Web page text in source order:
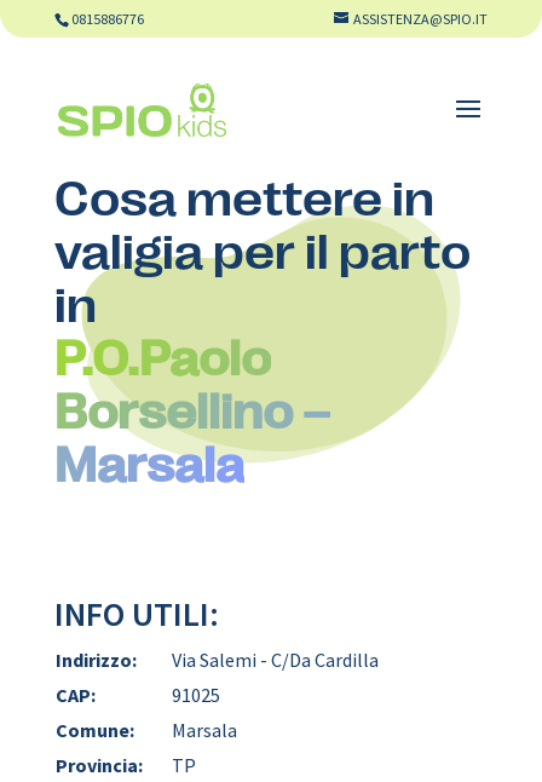
0815886776 ASSISTENZA@SPIO.IT
Cosa mettere in
valigia per il parto
in
P.O.Paolo
Borsellino –
Marsala
INFO UTILI:
Indirizzo:
Via Salemi - C/Da Cardilla
CAP:
91025
Comune:
Marsala
Provincia:
TP